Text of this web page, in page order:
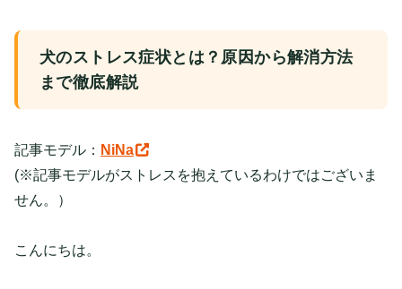
犬のストレス症状とは？原因から解消方法
まで徹底解説
記事モデル： NiNa
(※記事モデルがストレスを抱えているわけではございま
せん。）
こんにちは。